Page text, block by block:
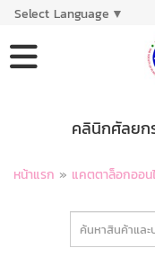
Select Language ▼
คลินิกศัลยก
หน้าแรก » แคตตาล็อกออน